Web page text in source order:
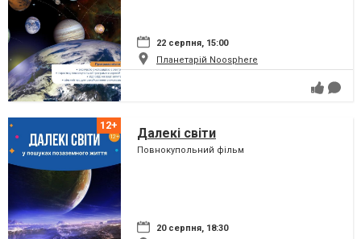
22 серпня, 15:00
Планетарій Noosphere
Далекі світи
Повнокупольний фільм
20 серпня, 18:30